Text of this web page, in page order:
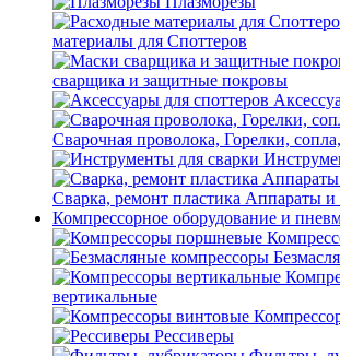
материалы для Споттеров
сварщика и защитные покровы
Сварочная проволока, Горелки,
Сварка, ремонт пластика Аппараты и
Компрессорное оборудование и
вертикальные
Рессиверы